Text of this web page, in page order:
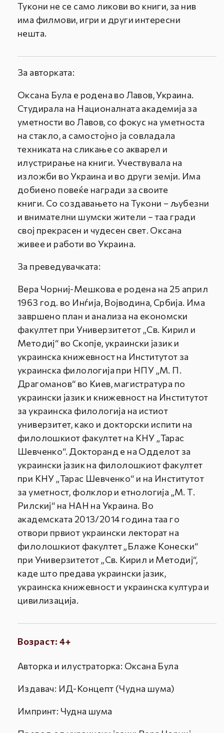
Тукони не се само ликови во книги, за нив
има филмови, игри и други интересни
нешта.
За авторката:
Оксана Була е родена во Лавов, Украина.
Студирала на Националната академија за
уметности во Лавов, со фокус на уметноста
на стакло, а самостојно ја совладала
техниката на сликање со акварел и
илустрирање на книги. Учествувала на
изложби во Украина и во други земји. Има
добиено повеќе награди за своите
книги. Со создавањето на Тукони – љубезни
и внимателни шумски жители – таа гради
свој прекрасен и чудесен свет. Оксана
живее и работи во Украина.
За преведувачката:
Вера Чорниј-Мешкова е родена на 25 април
1963 год. во Инѓија, Војводина, Србија. Има
завршено план и анализа на економски
факултет при Универзитетот „Св. Кирил и
Методиј“ во Скопје, украински јазик и
украинска книжевност на Институтот за
украинска филологија при НПУ „М. П.
Драгоманов“ во Киев, магистратура по
украински јазик и книжевност на Институтот
за украинска филологија на истиот
универзитет, како и докторски испити на
филолошкиот факултет на КНУ „Тарас
Шевченко“. Докторанд е на Одделот за
украински јазик на филолошкиот факултет
при КНУ „Тарас Шевченко“ и на Институтот
за уметност, фолклор и етнологија „М. Т.
Рилскиј“ на НАН на Украина. Во
академската 2013/2014 година таа го
отвори првиот украински лекторат на
филолошкиот факултет „Блаже Конески“
при Универзитетот „Св. Кирил и Методиј“,
каде што предава украински јазик,
украинска книжевност и украинска култура и
цивилизација.
Возраст: 4+
Авторка и илустраторка: Оксана Була
Издавач: ИД-Концепт (Чудна шума)
Импринт: Чудна шума